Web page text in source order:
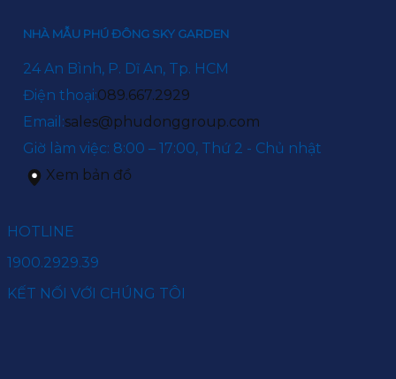
NHÀ MẪU PHÚ ĐÔNG SKY GARDEN
24 An Bình, P. Dĩ An, Tp. HCM
Điện thoại:089.667.2929
Email:sales@phudonggroup.com
Giờ làm việc: 8:00 – 17:00, Thứ 2 - Chủ nhật
Xem bản đồ
HOTLINE
1900.2929.39
KẾT NỐI VỚI CHÚNG TÔI